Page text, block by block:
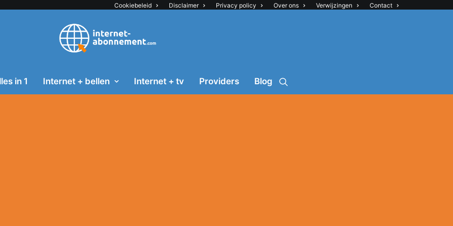
Cookiebeleid Disclaimer Privacy policy Over ons Verwijzingen Contact
in 1 Internet + bellen Internet + tv Providers Blog